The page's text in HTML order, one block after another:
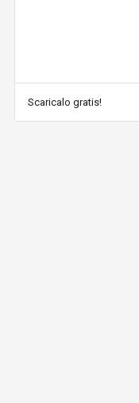
Scaricalo gratis!